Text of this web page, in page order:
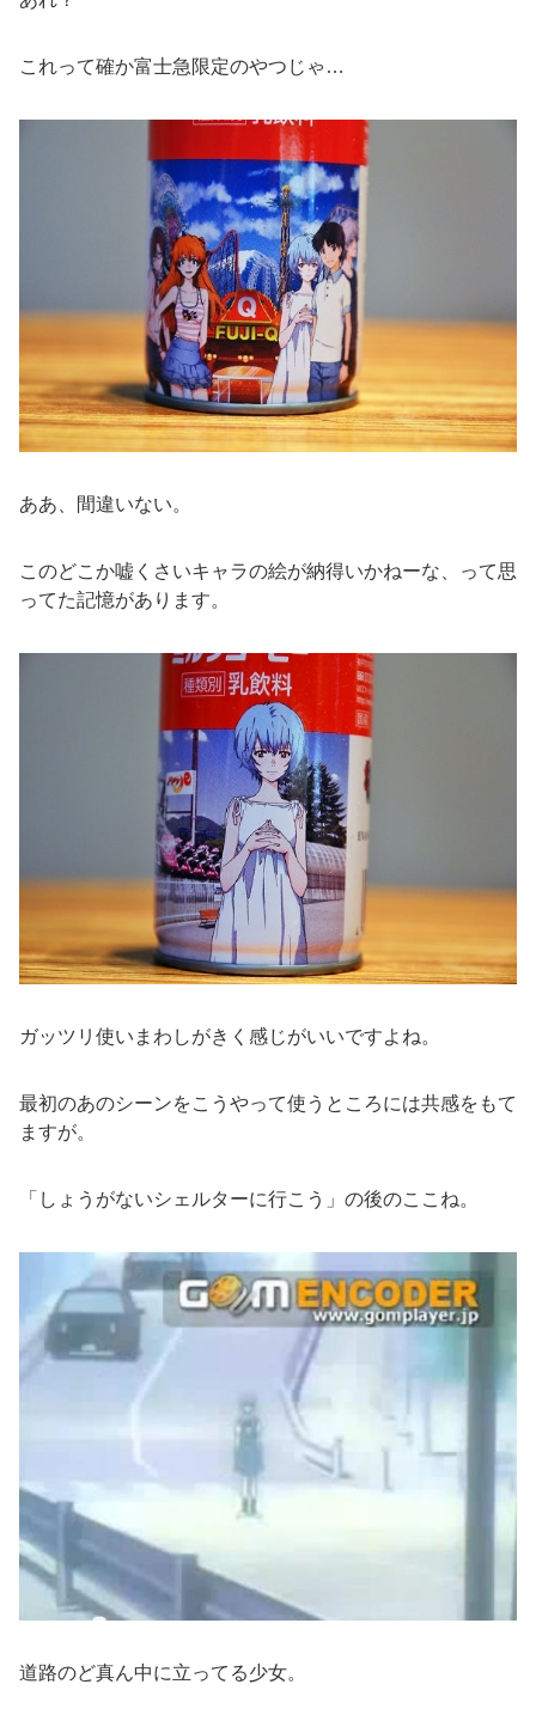
これって確か富士急限定のやつじゃ…
ああ、間違いない。
このどこか嘘くさいキャラの絵が納得いかねーな、って思
ってた記憶があります。
ガッツリ使いまわしがきく感じがいいですよね。
最初のあのシーンをこうやって使うところには共感をもて
ますが。
「しょうがないシェルターに行こう」の後のここね。
道路のど真ん中に立ってる少女。